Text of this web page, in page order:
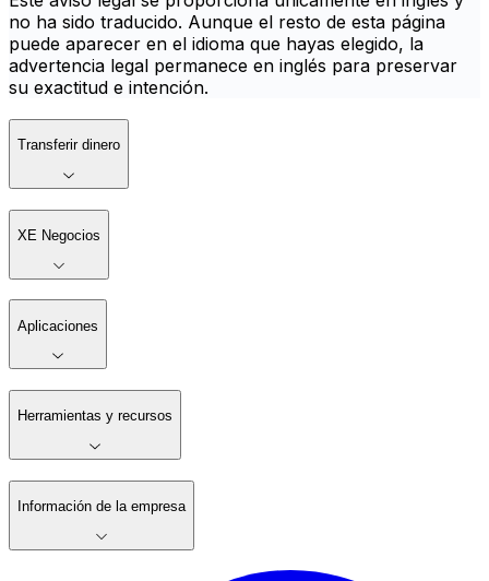
no ha sido traducido. Aunque el resto de esta página
puede aparecer en el idioma que hayas elegido, la
advertencia legal permanece en inglés para preservar
su exactitud e intención.
Transferir dinero
XE Negocios
Aplicaciones
Herramientas y recursos
Información de la empresa